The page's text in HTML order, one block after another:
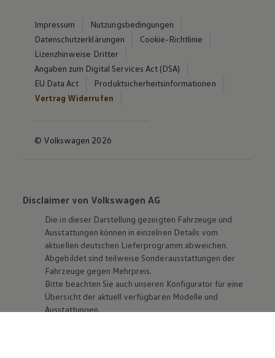
Impressum
Nutzungsbedingungen
Datenschutzerklärungen
Cookie-Richtlinie
Lizenzhinweise Dritter
Angaben zum Digital Services Act (DSA)
EU Data Act
Produktsicherheitsinformationen
Vertrag Widerrufen
© Volkswagen 2026
Disclaimer von Volkswagen AG
Die in dieser Darstellung gezeigten Fahrzeuge und
Ausstattungen können in einzelnen Details vom
aktuellen deutschen Lieferprogramm abweichen.
Abgebildet sind teilweise Sonderausstattungen der
Fahrzeuge gegen Mehrpreis.
Bitte beachten Sie auch unseren Konfigurator für eine
Übersicht der aktuell verfügbaren Modelle und
Ausstattungen.